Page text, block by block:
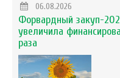
06.08.2026
Форвардный закуп-
увеличила
раза